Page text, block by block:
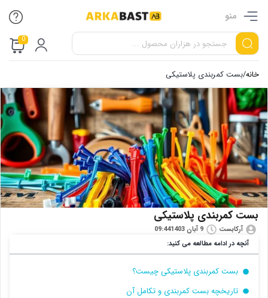
منو
0
خانه/بست کمربندی پلاستیکی
بست کمربندی پلاستیکی
آرکابست 9 آبان 1403
09:44
آنچه در ادامه مطالعه می کنید:
بست کمربندی پلاستیکی چیست؟
تاریخچه بست کمربندی و تکامل آن